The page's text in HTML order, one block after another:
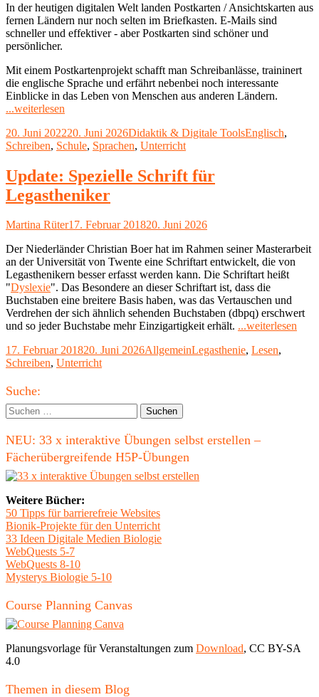
In der heutigen digitalen Welt landen Postkarten / Ansichtskarten aus
fernen Ländern nur noch selten im Briefkasten. E-Mails sind
schneller und effektiver - aber Postkarten sind schöner und
persönlicher.
Mit einem Postkartenprojekt schafft man Schreibanlässe, traininert
die englische Sprache und erfährt nebenbei noch interessante
Einblicke in das Leben von Menschen aus anderen Ländern.
...weiterlesen
mit
Postcrossing"
Veröffentlicht
am
20. Juni 202220. Juni 2026Kategorien
Didaktik & Digitale ToolsSchlagwörter
Englisch,
Schreiben, Schule, Sprachen, Unterricht
Update: Spezielle Schrift für
Legastheniker
Autor
Martina RüterVeröffentlicht
17. Februar 201820. Juni 2026
Der Niederländer Christian Boer hat im Rahmen seiner Masterarbeit
an der Universität von Twente eine Schriftart entwickelt, die von
Legasthenikern besser erfasst werden kann. Die Schriftart heißt
"Dyslexie". Das Besondere an dieser Schriftart ist, dass die
Buchstaben eine breitere Basis haben, was das Vertauschen und
Verdrehen der sich ähnlich sehenden Buchstaben (dbpq) erschwert
und so jeder Buchstabe mehr Einzigartigkeit erhält. ...weiterlesen
Veröffentlicht
am
17. Februar 201820. Juni 2026Kategorien
AllgemeinSchlagwörter
Legasthenie, Lesen,
Schreiben, Unterricht
Haupt-
Seitenleiste
Suche:
Suchen
nach:
NEU: 33 x interaktive Übungen selbst erstellen –
Fächerübergreifende H5P-Übungen
Weitere Bücher:
50 Tipps für barrierefreie Websites
Bionik-Projekte für den Unterricht
33 Ideen Digitale Medien Biologie
WebQuests 5-7
WebQuests 8-10
Mysterys Biologie 5-10
Course Planning Canvas
Planungsvorlage für Veranstaltungen zum Download, CC BY-SA
4.0
Themen in diesem Blog